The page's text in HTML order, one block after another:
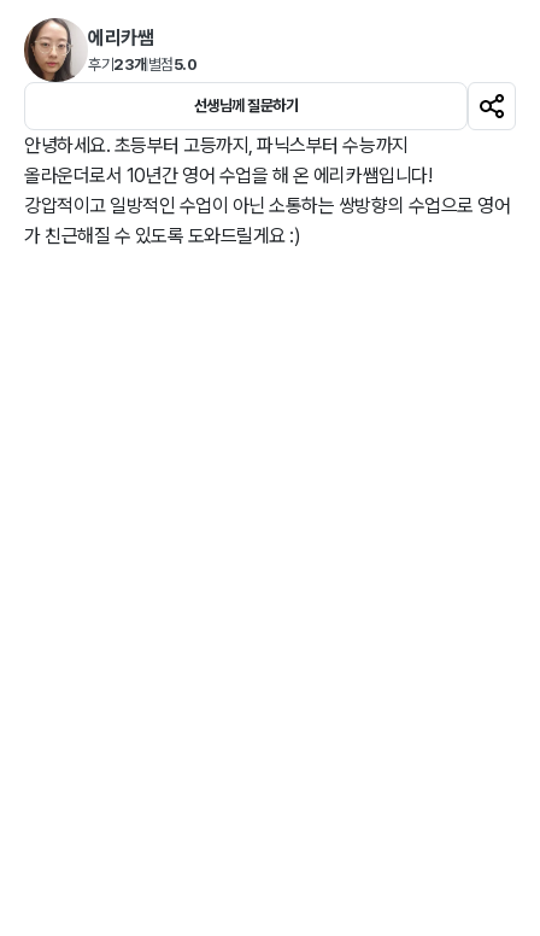
에리카쌤
후기 23개별점5.0
선생님께 질문하기
안녕하세요. 초등부터 고등까지, 파닉스부터 수능까지
올라운더로서 10년간 영어 수업을 해 온 에리카쌤입니다!
강압적이고 일방적인 수업이 아닌 소통하는 쌍방향의 수업으로 영어
가 친근해질 수 있도록 도와드릴게요 :)